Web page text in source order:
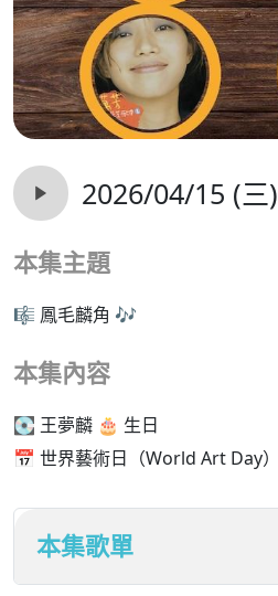
2026/04/15 (三)
本集主題
🎼 鳳毛麟角 🎶
本集內容
💽 王夢麟 🎂 生日
📅 世界藝術日（World Art Day）
本集歌單